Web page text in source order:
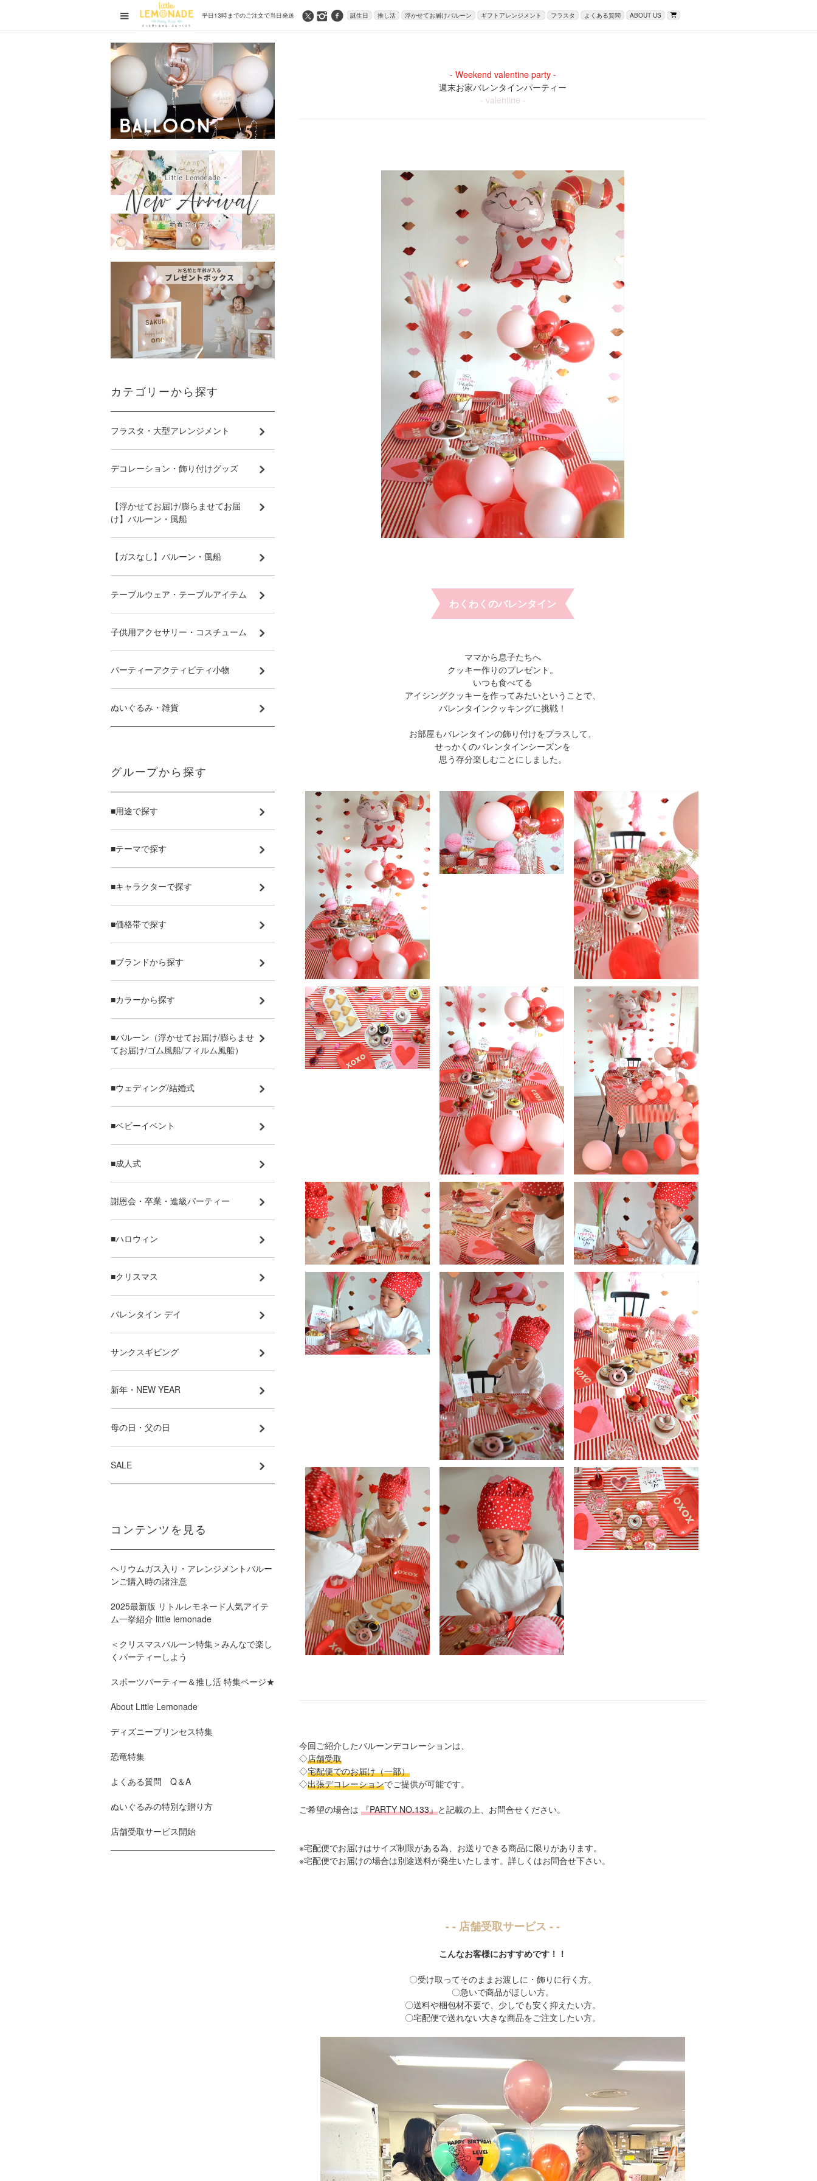
平日13時までのご注文で当日発送 誕生日 推し活 浮かせてお届けバルーン ギフトアレンジメント フラスタ よくある質問 ABOUT US
- Weekend valentine party -
週末お家バレンタインパーティー
- valentine -
わくわくのバレンタイン
ママから息子たちへ
クッキー作りのプレゼント。
いつも食べてる
アイシングクッキーを作ってみたいということで、
バレンタインクッキングに挑戦！
お部屋もバレンタインの飾り付けをプラスして、
せっかくのバレンタインシーズンを
思う存分楽しむことにしました。
今回ご紹介したバルーンデコレーションは、
◇店舗受取
◇宅配便でのお届け（一部）
◇出張デコレーションでご提供が可能です。
ご希望の場合は 『PARTY NO.133』と記載の上、お問合せください。
※宅配便でお届けはサイズ制限がある為、お送りできる商品に限りがあります。
※宅配便でお届けの場合は別途送料が発生いたします。詳しくはお問合せ下さい。
- - 店舗受取サービス - -
こんなお客様におすすめです！！
〇受け取ってそのままお渡しに・飾りに行く方。
〇急いで商品がほしい方。
〇送料や梱包材不要で、少しでも安く抑えたい方。
〇宅配便で送れない大きな商品をご注文したい方。
カテゴリーから探す
フラスタ・大型アレンジメント
デコレーション・飾り付けグッズ
【浮かせてお届け/膨らませてお届
け】バルーン・風船
【ガスなし】バルーン・風船
テーブルウェア・テーブルアイテム
子供用アクセサリー・コスチューム
パーティーアクティビティ小物
ぬいぐるみ・雑貨
グループから探す
■用途で探す
■テーマで探す
■キャラクターで探す
■価格帯で探す
■ブランドから探す
■カラーから探す
■バルーン（浮かせてお届け/膨らませ
てお届け/ゴム風船/フィルム風船）
■ウェディング/結婚式
■ベビーイベント
■成人式
謝恩会・卒業・進級パーティー
■ハロウィン
■クリスマス
バレンタイン デイ
サンクスギビング
新年・NEW YEAR
母の日・父の日
SALE
コンテンツを見る
ヘリウムガス入り・アレンジメントバルー
ンご購入時の諸注意
2025最新版 リトルレモネード人気アイテ
ム一挙紹介 little lemonade
＜クリスマスバルーン特集＞みんなで楽し
くパーティーしよう
スポーツパーティー＆推し活 特集ページ★
About Little Lemonade
ディズニープリンセス特集
恐竜特集
よくある質問 Q＆A
ぬいぐるみの特別な贈り方
店舗受取サービス開始